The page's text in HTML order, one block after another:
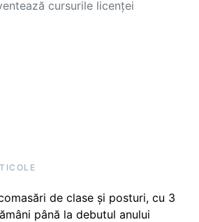
cursurile licenței
de clase și posturi, cu 3
până la debutul anului